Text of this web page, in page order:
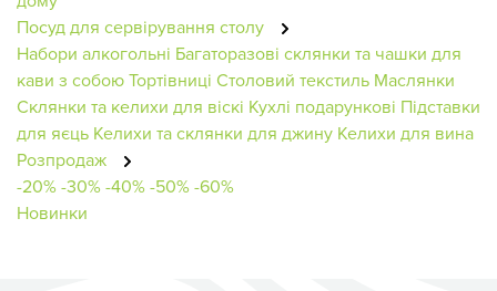
Посуд для сервірування столу
Набори алкогольні Багаторазові склянки та чашки для
кави з собоюТортівниці Столовий текстиль Маслянки
Склянки та келихи для віскі Кухлі подарункові Підставки
для яєць Келихи та склянки для джину Келихи для вина
Розпродаж
-20%-30%-40%-50%-60%
Новинки